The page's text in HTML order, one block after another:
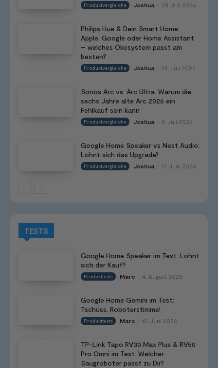
Produktvergleiche Joshua 28. Juli 2026
Philips Hue & Dein Smart Home:
Apple, Google oder Home Assistant
– welches Ökosystem passt am
besten?
Produktvergleiche Joshua 24. Juli 2026
Sonos Arc vs. Arc Ultra: Warum die
sechs Jahre alte Arc 2026 ein
Fehlkauf sein kann
Produktvergleiche Joshua 8. Juli 2026
Google Home Speaker vs Nest Audio:
Lohnt sich das Upgrade?
Produktvergleiche Joshua 17. Juni 2026
TESTS
Google Home Speaker im Test: Lohnt
sich der Kauf?
Produkttests Marc 4. August 2026
Google Home Gemini im Test:
Tschüss, Roboterstimme!
Produkttests Marc 12. Juni 2026
TP-Link Tapo RV30 Max Plus & RV50
Pro Omni im Test: Welcher
Saugroboter passt zu Dir?